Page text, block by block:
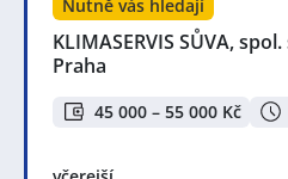
Nutně vás hledají
KLIMASERVIS SŮVA,
Praha
45 000 – 55 000 Kč